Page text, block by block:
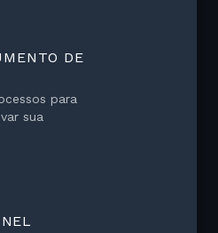
DE
para
sua